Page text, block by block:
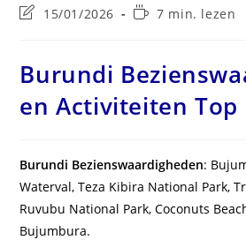
Laatste15/01/2026 Leestijd:
7 min. lezen
Burundi
en Activiteiten Top
Burundi Bezienswaardigheden:
Waterval, Teza Kibira National Park,
Ruvubu National Park, Coconuts
Bujumbura.